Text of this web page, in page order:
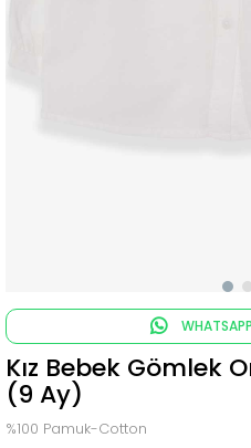
Kız Bebek Gömlek
(9 Ay)
%100 Pamuk-Cotton